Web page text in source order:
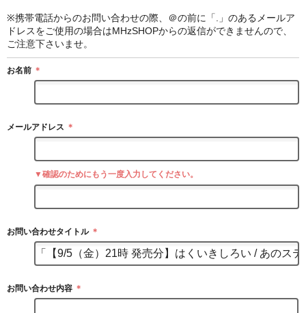
※携帯電話からのお問い合わせの際、＠の前に「.」のあるメールア
ドレスをご使用の場合はMHzSHOPからの返信ができませんので、
ご注意下さいませ。
お名前 ＊
メールアドレス ＊
▼確認のためにもう一度入力してください。
お問い合わせタイトル ＊
お問い合わせ内容 ＊